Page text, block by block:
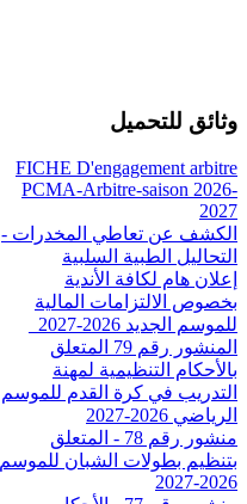
وثائق للتحميل
FICHE D'engagement arbitre
PCMA-Arbitre-saison 2026-
2027
الكشف عن تعاطي المخدرات -
التحاليل الطبية السلبية
إعلان هام لكافة الأندية
بخصوص الالتزامات المالية
للموسم الجديد 2026-2027_
المنشور رقم 79 المتعلق
بالأحكام التنظيمية لمهنة
التدريب في كرة القدم للموسم
الرياضي 2026-2027
منشور رقم 78 - المتعلق
بتنظيم بطولات الشبان للموسم
2026-2027